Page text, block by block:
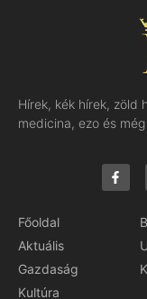
Hírek, kék hírek, zöld
medicina, ezo és
Főoldal
Aktuális
Gazdaság
Kultúra